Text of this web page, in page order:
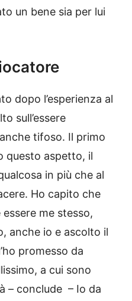
un bene sia per lui
dopo l’esperienza al
sull’essere
tifoso. Il primo
questo aspetto, il
in più che al
Ho capito che
me stesso,
anche io e ascolto il
promesso da
a cui sono
– conclude – Io da